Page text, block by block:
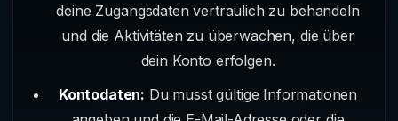
deine Zugangsdaten vertraulich zu behandeln
und die Aktivitäten zu überwachen, die über
dein Konto erfolgen.
Kontodaten: Du musst gültige Informationen